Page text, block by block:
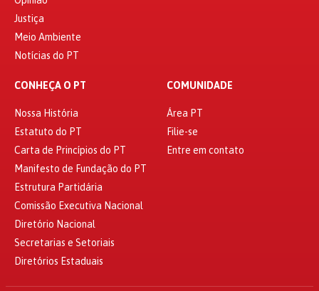
Justiça
Meio Ambiente
Notícias do PT
CONHEÇA O PT
Nossa História
Estatuto do PT
Carta de Princípios do PT
Manifesto de Fundação do PT
Estrutura Partidária
Comissão Executiva Nacional
Diretório Nacional
Secretarias e Setoriais
Diretórios Estaduais
COMUNIDADE
Área PT
Filie-se
Entre em contato